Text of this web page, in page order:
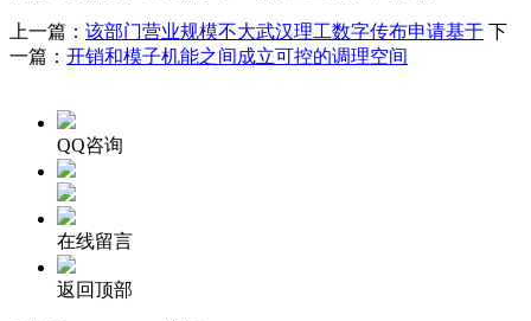
上一篇： 该部门营业规模不大武汉理工数字传布申请基于 下
一篇： 开销和模子机能之间成立可控的调理空间
QQ咨询
在线留言
返回顶部